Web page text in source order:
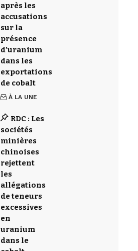
après les
accusations
sur la
présence
d’uranium
dans les
exportations
de cobalt
À LA UNE
RDC : Les
sociétés
minières
chinoises
rejettent
les
allégations
de teneurs
excessives
en
uranium
dans le